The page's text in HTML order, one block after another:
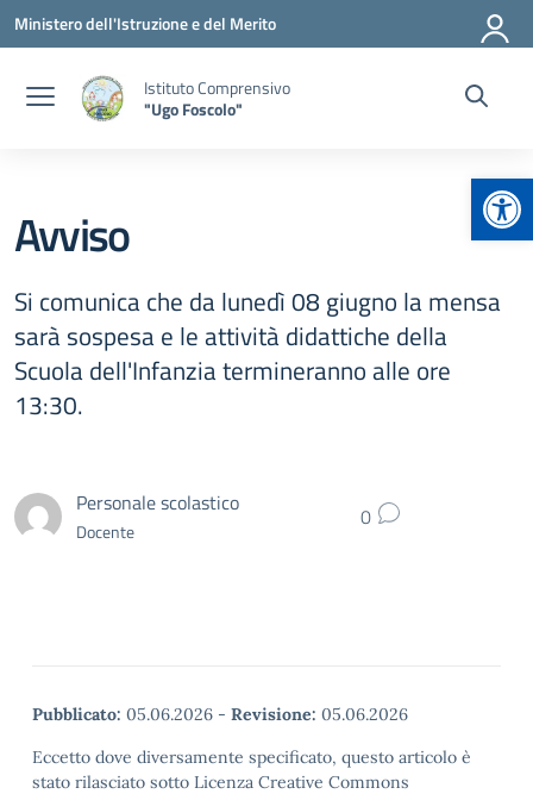
Vai ai contenuti
Vai al menu di navigazione
Vai al footer
Ministero dell'Istruzione e del Merito
Istituto Comprensivo
"Ugo Foscolo"
Avviso
Si comunica che da lunedì 08 giugno la mensa
sarà sospesa e le attività didattiche della
Scuola dell'Infanzia termineranno alle ore
13:30.
Personale scolastico
Docente 0
Pubblicato: 05.06.2026 - Revisione: 05.06.2026
Eccetto dove diversamente specificato, questo articolo è
stato rilasciato sotto Licenza Creative Commons